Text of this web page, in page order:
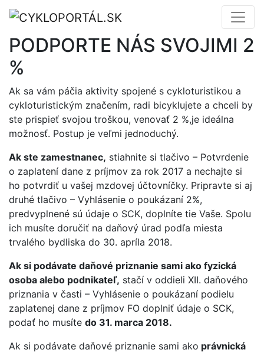
PODPORTE NÁS SVOJIMI 2
%
Ak sa vám páčia aktivity spojené s cykloturistikou a
cykloturistickým značením, radi bicyklujete a chceli by
ste prispieť svojou troškou, venovať 2 %,je ideálna
možnosť. Postup je veľmi jednoduchý.
Ak ste zamestnanec, stiahnite si tlačivo – Potvrdenie
o zaplatení dane z príjmov za rok 2017 a nechajte si
ho potvrdiť u vašej mzdovej účtovníčky. Pripravte si aj
druhé tlačivo – Vyhlásenie o poukázaní 2%,
predvyplnené sú údaje o SCK, doplníte tie Vaše. Spolu
ich musíte doručiť na daňový úrad podľa miesta
trvalého bydliska do 30. apríla 2018.
Ak si podávate daňové priznanie sami ako fyzická
osoba alebo podnikateľ, stačí v oddieli XII. daňového
priznania v časti – Vyhlásenie o poukázaní podielu
zaplatenej dane z príjmov FO doplniť údaje o SCK,
podať ho musíte do 31. marca 2018.
Ak si podávate daňové priznanie sami ako právnická